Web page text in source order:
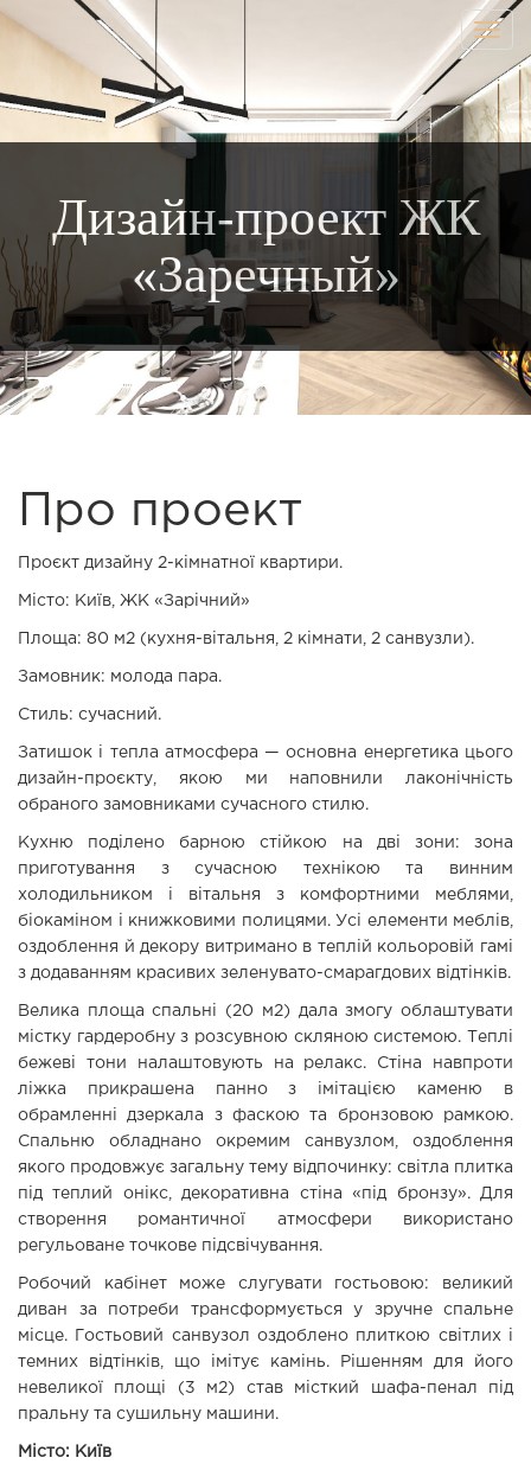
Дизайн-проект ЖК
«Заречный»
Про проект
Проєкт дизайну 2-кімнатної квартири.
Місто: Київ, ЖК «Зарічний»
Площа: 80 м2 (кухня-вітальня, 2 кімнати, 2 санвузли).
Замовник: молода пара.
Стиль: сучасний.
Затишок і тепла атмосфера — основна енергетика цього
дизайн-проєкту, якою ми наповнили лаконічність
обраного замовниками сучасного стилю.
Кухню поділено барною стійкою на дві зони: зона
приготування з сучасною технікою та винним
холодильником і вітальня з комфортними меблями,
біокаміном і книжковими полицями. Усі елементи меблів,
оздоблення й декору витримано в теплій кольоровій гамі
з додаванням красивих зеленувато-смарагдових відтінків.
Велика площа спальні (20 м2) дала змогу облаштувати
містку гардеробну з розсувною скляною системою. Теплі
бежеві тони налаштовують на релакс. Стіна навпроти
ліжка прикрашена панно з імітацією каменю в
обрамленні дзеркала з фаскою та бронзовою рамкою.
Спальню обладнано окремим санвузлом, оздоблення
якого продовжує загальну тему відпочинку: світла плитка
під теплий онікс, декоративна стіна «під бронзу». Для
створення романтичної атмосфери використано
регульоване точкове підсвічування.
Робочий кабінет може слугувати гостьовою: великий
диван за потреби трансформується у зручне спальне
місце. Гостьовий санвузол оздоблено плиткою світлих і
темних відтінків, що імітує камінь. Рішенням для його
невеликої площі (3 м2) став місткий шафа-пенал під
пральну та сушильну машини.
Місто: Київ